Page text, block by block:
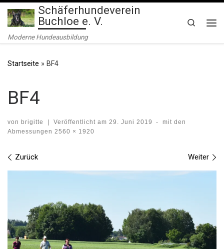
Zum Inhalt springen
Schäferhundeverein
Buchloe e. V.
Moderne Hundeausbildung
Search
Startseite » BF4
BF4
von brigitte | Veröffentlicht am 29. Juni 2019 -
mit den
Abmessungen 2560 × 1920
Bilder Navigation
Zurück Weiter